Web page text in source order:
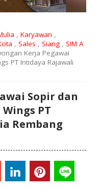
, Karyawan ,
, Sales , Siang, SIM A
Kerja Pegawai
PT Intidaya Rajawali
Sopir dan
PT
Rembang